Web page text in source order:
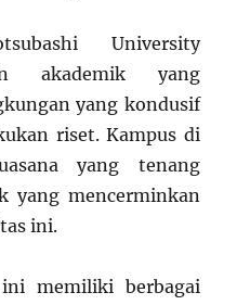
University
akademik yang
yang kondusif
riset. Kampus di
yang tenang
yang mencerminkan
ini.
memiliki berbagai